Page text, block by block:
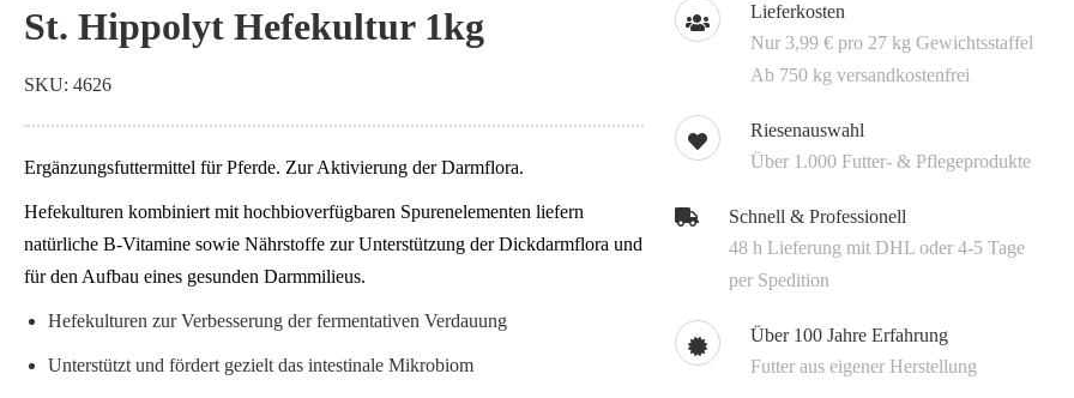
St. Hippolyt Hefekultur 1kg
Ergänzungsfuttermittel für Pferde. Zur Aktivierung der Darmflora.
Hefekulturen kombiniert mit hochbioverfügbaren Spurenelementen liefern
natürliche B-Vitamine sowie Nährstoffe zur Unterstützung der Dickdarmflora und
für den Aufbau eines gesunden Darmmilieus.
Hefekulturen zur Verbesserung der fermentativen Verdauung
Unterstützt und fördert gezielt das intestinale Mikrobiom
SKU 4626
Lieferkosten
Nur 3,99 € pro 27 kg Gewichtsstaffel
Ab 750 kg versandkostenfrei
Riesenauswahl
Über 1.000 Futter- & Pflegeprodukte
Schnell & Professionell
48 h Lieferung mit DHL oder 4-5 Tage
per Spedition
Über 100 Jahre Erfahrung
Futter aus eigener Herstellung